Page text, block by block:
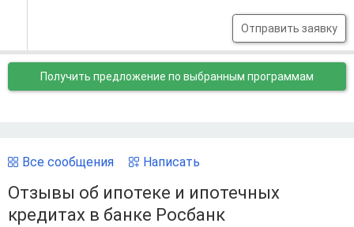
Отправить заявку
Получить предложение по выбранным программам
Все сообщения Написать
Отзывы об ипотеке и ипотечных
кредитах в банке Росбанк